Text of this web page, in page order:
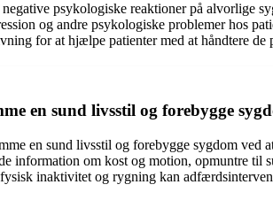
psykologiske reaktioner på alvorlige
og andre psykologiske problemer hos
for at hjælpe patienter med at håndtere
en sund livsstil og forebygge
en sund livsstil og forebygge sygdom ved
information om kost og motion, opmuntre til
inaktivitet og rygning kan